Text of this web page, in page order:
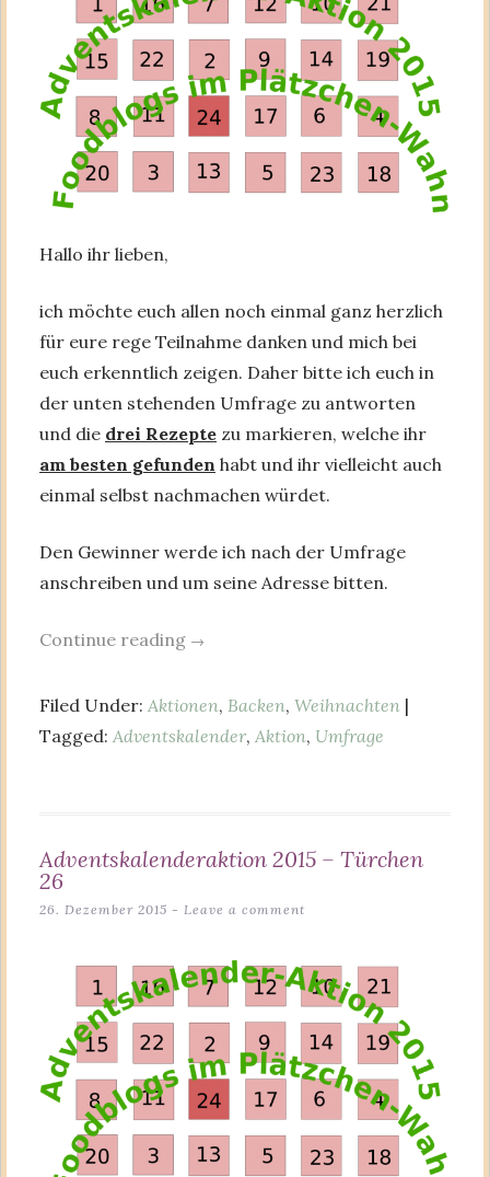
Hallo ihr lieben,
ich möchte euch allen noch einmal ganz herzlich
für eure rege Teilnahme danken und mich bei
euch erkenntlich zeigen. Daher bitte ich euch in
der unten stehenden Umfrage zu antworten
und die drei Rezepte zu markieren, welche ihr
am besten gefunden habt und ihr vielleicht auch
einmal selbst nachmachen würdet.
Den Gewinner werde ich nach der Umfrage
anschreiben und um seine Adresse bitten.
Continue reading →
Filed Under: Aktionen, Backen, Weihnachten |
Tagged: Adventskalender, Aktion, Umfrage
Adventskalenderaktion 2015 – Türchen
26
26. Dezember 2015 Leave a comment